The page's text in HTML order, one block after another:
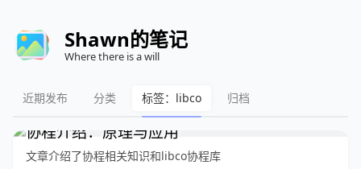
Shawn的笔记
Where there is a will
近期发布 分类 标签：libco 归档
协程介绍：原理与应用
文章介绍了协程相关知识和libco协程库